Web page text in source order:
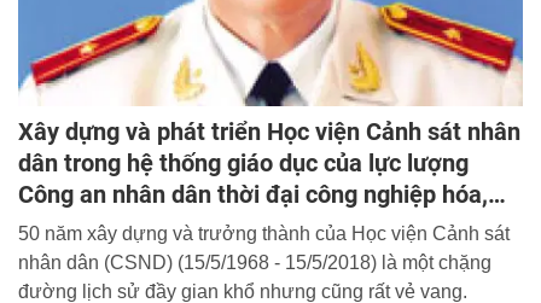
Xây dựng và phát triển Học viện Cảnh sát nhân
dân trong hệ thống giáo dục của lực lượng
Công an nhân dân thời đại công nghiệp hóa,
hiện đại hóa
50 năm xây dựng và trưởng thành của Học viện Cảnh sát
nhân dân (CSND) (15/5/1968 - 15/5/2018) là một chặng
đường lịch sử đầy gian khổ nhưng cũng rất vẻ vang.